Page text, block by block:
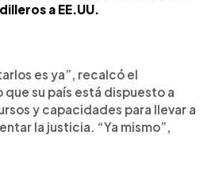
a EE.UU.
es ya”, recalcó el
su país está dispuesto a
y capacidades para llevar a
la justicia. “Ya mismo”,